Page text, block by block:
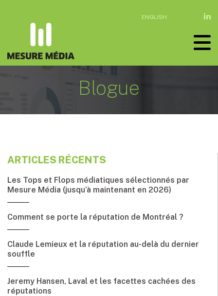
ENGLISH
Blogue
ARTICLES RÉCENTS
Les Tops et Flops médiatiques sélectionnés par
Mesure Média (jusqu’à maintenant en 2026)
Comment se porte la réputation de Montréal ?
Claude Lemieux et la réputation au-delà du dernier
souffle
Jeremy Hansen, Laval et les facettes cachées des
réputations